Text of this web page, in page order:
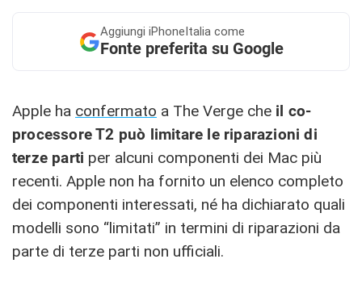
Aggiungi iPhoneItalia come
Fonte preferita su Google
Apple ha confermato a The Verge che il co-
processore T2 può limitare le riparazioni di
terze parti per alcuni componenti dei Mac più
recenti. Apple non ha fornito un elenco completo
dei componenti interessati, né ha dichiarato quali
modelli sono “limitati” in termini di riparazioni da
parte di terze parti non ufficiali.